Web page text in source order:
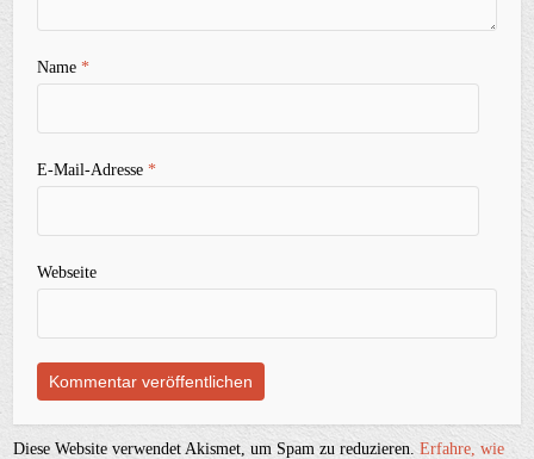
Name*
E-Mail-Adresse*
Webseite
Diese Website verwendet Akismet, um Spam zu reduzieren.Erfahre, wie